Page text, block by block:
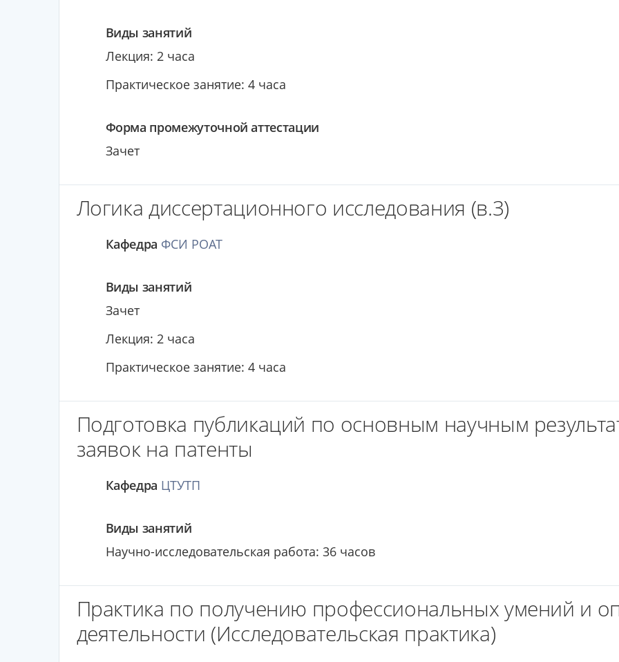
Виды занятий
Лекция: 2 часа
Практическое занятие: 4 часа
Форма промежуточной аттестации
Зачет
Логика диссертационного исследования (в.3)
Кафедра ФСИ РОАТ
Виды занятий
Зачет
Лекция: 2 часа
Практическое занятие: 4 часа
Подготовка публикаций по основным научным
заявок на патенты
Кафедра ЦТУТП
Виды занятий
Научно-исследовательская работа: 36 часов
Практика по получению профессиональных умений и
деятельности (Исследовательская практика)